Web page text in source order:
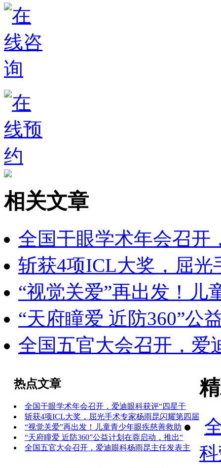
相关文章
全国干眼学术年会召开
斩获4项ICL大奖，屈
“视觉关爱”再出发！儿
“天府瞳爱 近防360”公
全国五官大会召开，爱
热点文章
全国干眼学术年会召开，爱迪眼科获评“四星干
斩获4项ICL大奖，屈光手术专家杨雨昆闪耀第四届
“视觉关爱”再出发！儿童青少年眼疾慈善救助
“天府瞳爱 近防360”公益计划在蓉启动，推出“
全国五官大会召开，爱迪眼科杨雨昆主任发表主